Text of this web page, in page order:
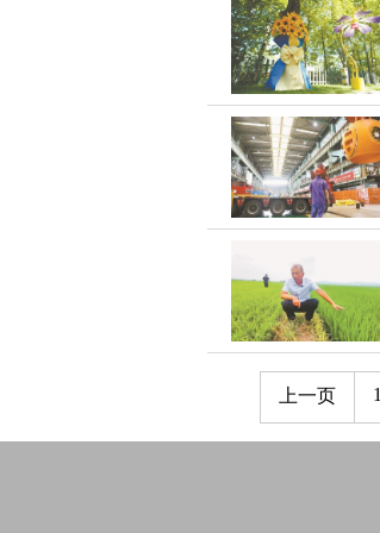
上一页 1